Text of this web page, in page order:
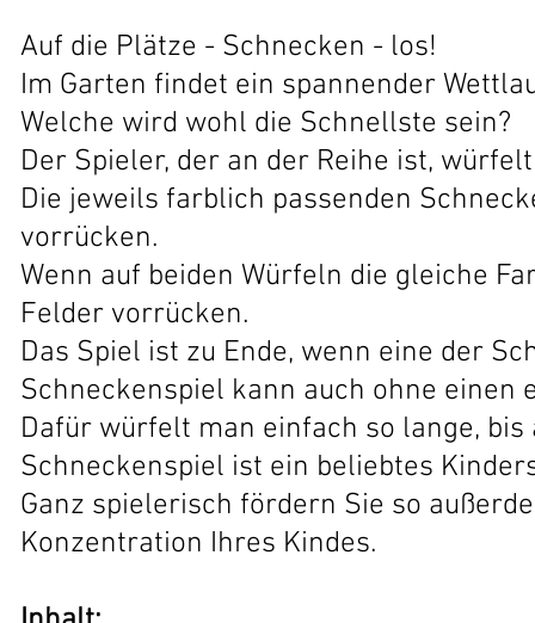
Auf die Plätze - Schnecken - los!
Im Garten findet ein spannender
Welche wird wohl die Schnellste sein?
Der Spieler, der an der Reihe ist,
Die jeweils farblich passenden
vorrücken.
Wenn auf beiden Würfeln die gleiche
Felder vorrücken.
Das Spiel ist zu Ende, wenn eine der
Schneckenspiel kann auch ohne
Dafür würfelt man einfach so lange,
Schneckenspiel ist ein beliebtes
Ganz spielerisch fördern Sie so
Konzentration Ihres Kindes.